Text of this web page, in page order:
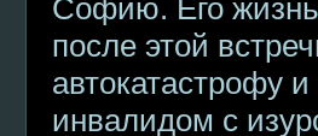
Софию. Его жизнь
после этой
автокатастрофу
инвалидом с